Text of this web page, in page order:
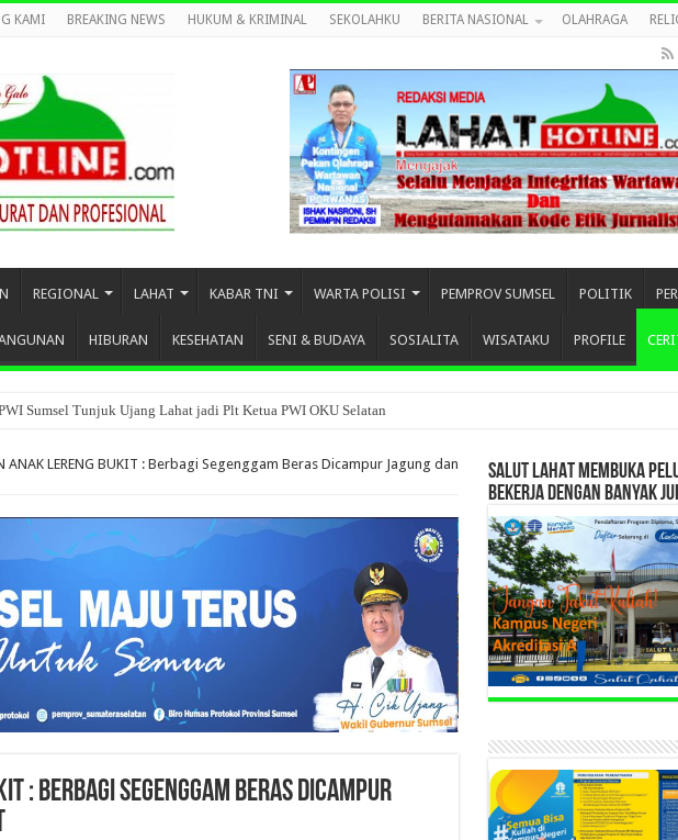
KAMI BREAKING NEWS HUKUM & KRIMINAL SEKOLAHKU BERITA NASIONAL OLAHRAGA
REGIONAL LAHAT KABAR TNI WARTA POLISI PEMPROV SUMSEL POLITIK
HIBURAN KESEHATAN SENI & BUDAYA SOSIALITA WISATAKU PROFILE
Sumsel Tunjuk Ujang Lahat jadi Plt Ketua PWI OKU Selatan
ANAK LERENG BUKIT : Berbagi Segenggam Beras Dicampur Jagung dan
: Berbagi Segenggam Beras Dicampur
SALUT LAHAT MEMBUKA
BEKERJA DENGAN BANYAK